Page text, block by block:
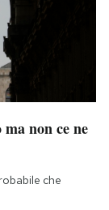
non ce ne
che